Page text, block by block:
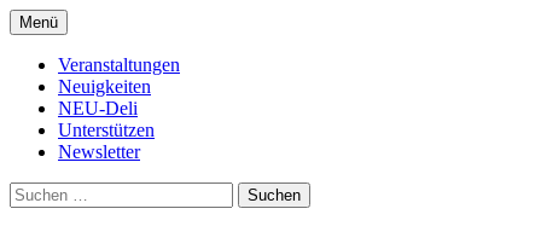
Zum
Inhalt
springen
NeuDeli Einbeck
Menü
Veranstaltungen
Neuigkeiten
NEU-Deli
Unterstützen
Newsletter
Suchen
nach: